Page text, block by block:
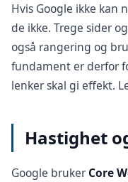
Hvis Google ikke kan
de ikke. Trege sider
også rangering og
fundamenter derfor
lenker skal gi effekt.
Hastighet
Google brukerCore